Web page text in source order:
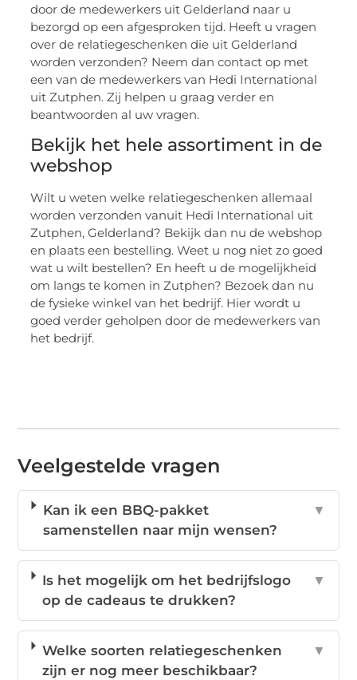
door de medewerkers uit Gelderland naar u
bezorgd op een afgesproken tijd. Heeft u vragen
over de relatiegeschenken die uit Gelderland
worden verzonden? Neem dan contact op met
een van de medewerkers van Hedi International
uit Zutphen. Zij helpen u graag verder en
beantwoorden al uw vragen.
Bekijk het hele assortiment in de
webshop
Wilt u weten welke relatiegeschenken allemaal
worden verzonden vanuit Hedi International uit
Zutphen, Gelderland? Bekijk dan nu de webshop
en plaats een bestelling. Weet u nog niet zo goed
wat u wilt bestellen? En heeft u de mogelijkheid
om langs te komen in Zutphen? Bezoek dan nu
de fysieke winkel van het bedrijf. Hier wordt u
goed verder geholpen door de medewerkers van
het bedrijf.
Veelgestelde vragen
Kan ik een BBQ-pakket
samenstellen naar mijn wensen?
▼
Is het mogelijk om het bedrijfslogo
op de cadeaus te drukken?
▼
Welke soorten relatiegeschenken
zijn er nog meer beschikbaar?
▼